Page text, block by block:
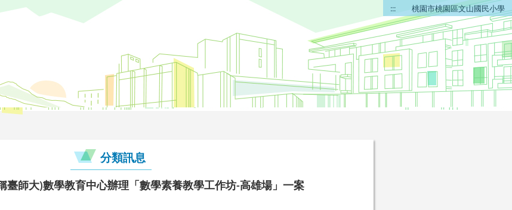
::: 桃園市桃園區文山國民小學
分類訊息
臺師大)數學教育中心辦理「數學素養教學工作坊-高雄場」一案